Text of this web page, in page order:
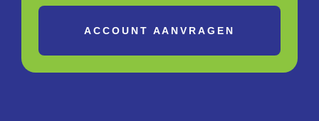
ACCOUNT AANVRAGEN